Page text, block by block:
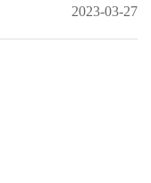
2023-03-27